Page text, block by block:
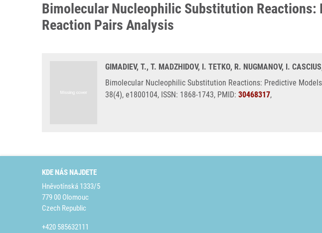
Bimolecular Nucleophilic Substitution
Reaction Pairs Analysis
GIMADIEV, T., T. MADZHIDOV, I. TETKO, R. NUGMANOV, I.
Bimolecular Nucleophilic Substitution Reactions: Predictive
38(4), e1800104, ISSN: 1868-1743, PMID: 30468317,
KDE NÁS NAJDETE
Hněvotínská 1333/5
779 00 Olomouc
Czech Republic
+420 585632111